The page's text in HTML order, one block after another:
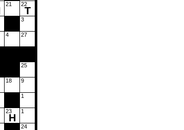
21 22
Т
3
4 27
25
18 9
1
23
Н
1
24